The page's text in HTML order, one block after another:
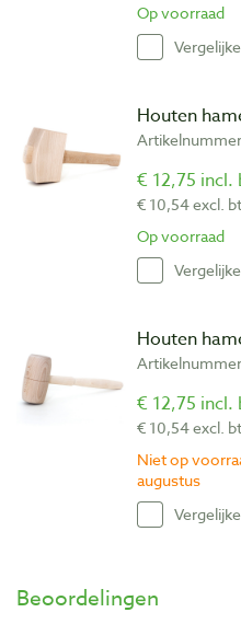
Op voorraad
Houten
€ 12,75 incl.
€ 10,54 excl.
Op voorraad
Houten
€ 12,75 incl.
€ 10,54 excl.
Niet op
augustus
Beoordelingen